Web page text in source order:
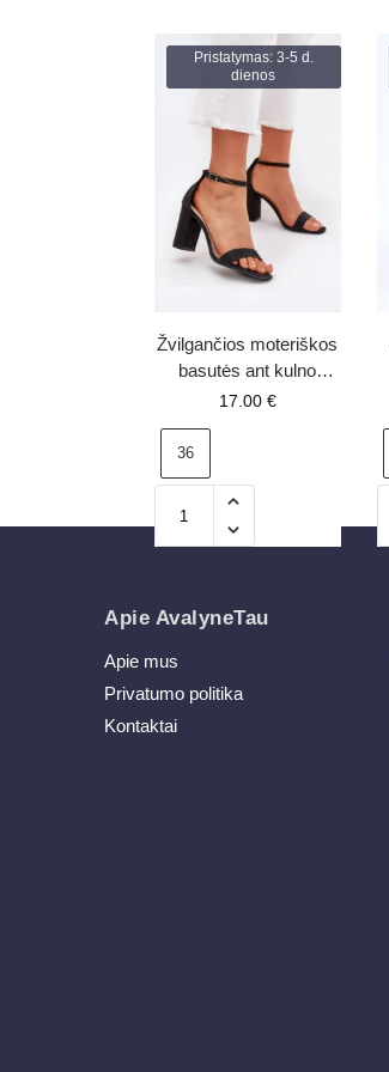
Pristatymas: 3-5 d.
dienos
Žvilgančios moteriškos
basutės ant kulno
Kavina juodos
17.00 €
36
Apie AvalyneTau
Apie mus
Privatumo politika
Kontaktai